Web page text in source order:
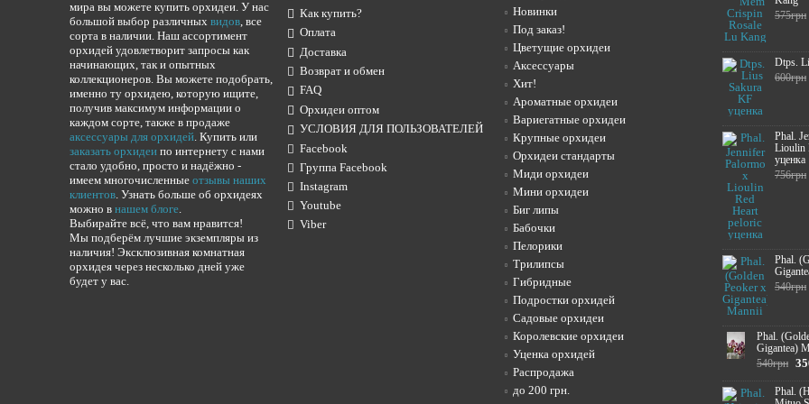
мира вы можете купить орхидеи. У нас
большой выбор различных видов, все
сорта в наличии. Наш ассортимент
орхидей удовлетворит запросы как
начинающих, так и опытных
коллекционеров. Вы можете подобрать,
именно ту орхидею, которую ищите,
получив максимум информации о
каждом сорте, также в продаже
аксессуары для орхидей. Купить или
заказать орхидеи по интернету с нами
стало удобно, просто и надёжно -
имеем многочисленные отзывы наших
клиентов. Узнать больше об орхидеях
можно в нашем блоге.
Выбирайте всё, что вам нравится!
Мы подберём лучшие экземпляры из
наличия! Эксклюзивная комнатная
орхидея через несколько дней уже
будет у вас.
Как купить?
Оплата
Доставка
Возврат и обмен
FAQ
Орхидеи оптом
УСЛОВИЯ ДЛЯ ПОЛЬЗОВАТЕЛЕЙ
Facebook
Группа Facebook
Instagram
Youtube
Viber
Новинки
Под заказ!
Цветущие орхидеи
Аксессуары
Хит!
Ароматные орхидеи
Вариегатные орхидеи
Крупные орхидеи
Орхидеи стандарты
Миди орхидеи
Мини орхидеи
Биг липы
Бабочки
Пелорики
Трилипсы
Гибридные
Подростки орхидей
Садовые орхидеи
Королевские орхидеи
Уценка орхидей
Распродажа
до 200 грн.
575грн
Dtps.
600грн
Phal.
Lioulin
уценка
756грн
Phal.
540грн
Phal.
Gigantea)
540грн
Phal.